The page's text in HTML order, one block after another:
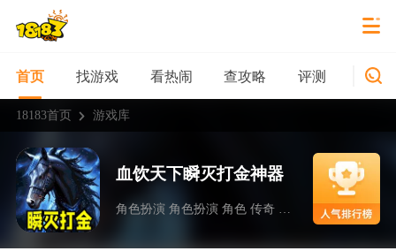
首页 找游戏 看热闹 查攻略 评测 新游
18183首页 游戏库
血饮天下瞬灭打金神器